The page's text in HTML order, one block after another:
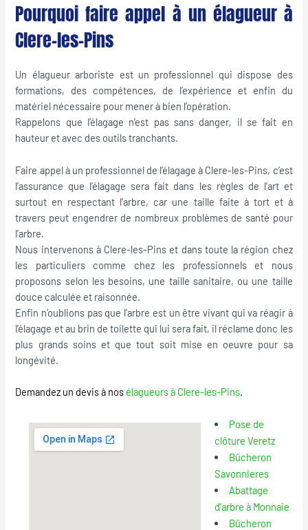
Pourquoi faire appel à un élagueur à
Clere-les-Pins
Un élagueur arboriste est un professionnel qui dispose des
formations, des compétences, de l’expérience et enfin du
matériel nécessaire pour mener à bien l’opération.
Rappelons que l’élagage n’est pas sans danger, il se fait en
hauteur et avec des outils tranchants.
Faire appel à un professionnel de l’élagage à Clere-les-Pins, c’est
l’assurance que l’élagage sera fait dans les règles de l’art et
surtout en respectant l’arbre, car une taille faite à tort et à
travers peut engendrer de nombreux problèmes de santé pour
l’arbre.
Nous intervenons à Clere-les-Pins et dans toute la région chez
les particuliers comme chez les professionnels et nous
proposons selon les besoins, une taille sanitaire, ou une taille
douce calculée et raisonnée.
Enfin n’oublions pas que l’arbre est un être vivant qui va réagir à
l’élagage et au brin de toilette qui lui sera fait, il réclame donc les
plus grands soins et que tout soit mise en oeuvre pour sa
longévité.
Demandez un devis à nos élagueurs à Clere-les-Pins.
Pose de
clôture Veretz
Bûcheron
Savonnieres
Abattage
d’arbre à Monnaie
Bûcheron